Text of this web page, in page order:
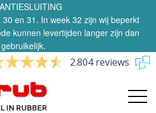
en 31. In week 32 zijn wij beperkt
kunnen levertijden langer zijn dan
gebruikelijk.
2.804 reviews